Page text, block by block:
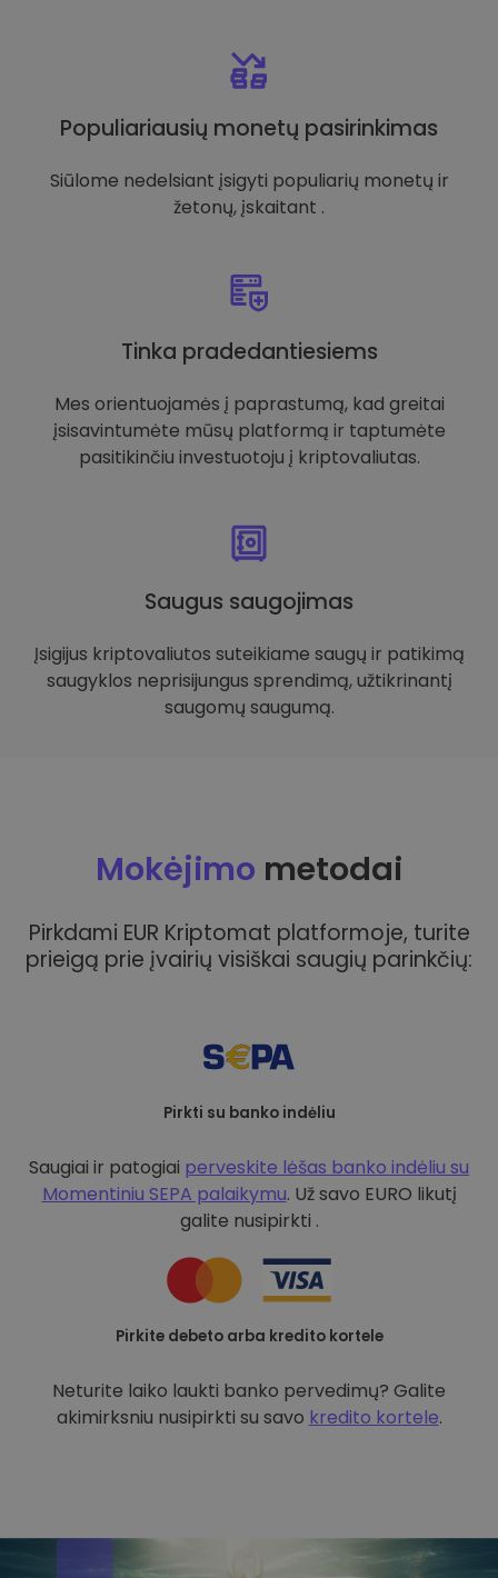
Populiariausių monetų pasirinkimas
Siūlome nedelsiant įsigyti populiarių monetų ir
žetonų, įskaitant .
Tinka pradedantiesiems
Mes orientuojamės į paprastumą, kad greitai
įsisavintumėte mūsų platformą ir taptumėte
pasitikinčiu investuotoju į kriptovaliutas.
Saugus saugojimas
Įsigijus kriptovaliutos suteikiame saugų ir patikimą
saugyklos neprisijungus sprendimą, užtikrinantį
saugomų saugumą.
Mokėjimo metodai
Pirkdami EUR Kriptomat platformoje, turite
prieigą prie įvairių visiškai saugių parinkčių:
Pirkti su banko indėliu
Saugiai ir patogiai perveskite lėšas banko indėliu su
Momentiniu SEPA palaikymu. Už savo EURO likutį
galite nusipirkti .
Pirkite debeto arba kredito kortele
Neturite laiko laukti banko pervedimų? Galite
akimirksniu nusipirkti su savo kredito kortele.